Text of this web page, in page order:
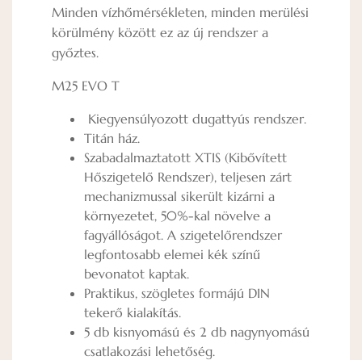
Minden vízhőmérsékleten, minden merülési
körülmény között ez az új rendszer a
győztes.
M25 EVO T
Kiegyensúlyozott dugattyús rendszer.
Titán ház.
Szabadalmaztatott XTIS (Kibővített
Hőszigetelő Rendszer), teljesen zárt
mechanizmussal sikerült kizárni a
környezetet, 50%-kal növelve a
fagyállóságot. A szigetelőrendszer
legfontosabb elemei kék színű
bevonatot kaptak.
Praktikus, szögletes formájú DIN
tekerő kialakítás.
5 db kisnyomású és 2 db nagynyomású
csatlakozási lehetőség.